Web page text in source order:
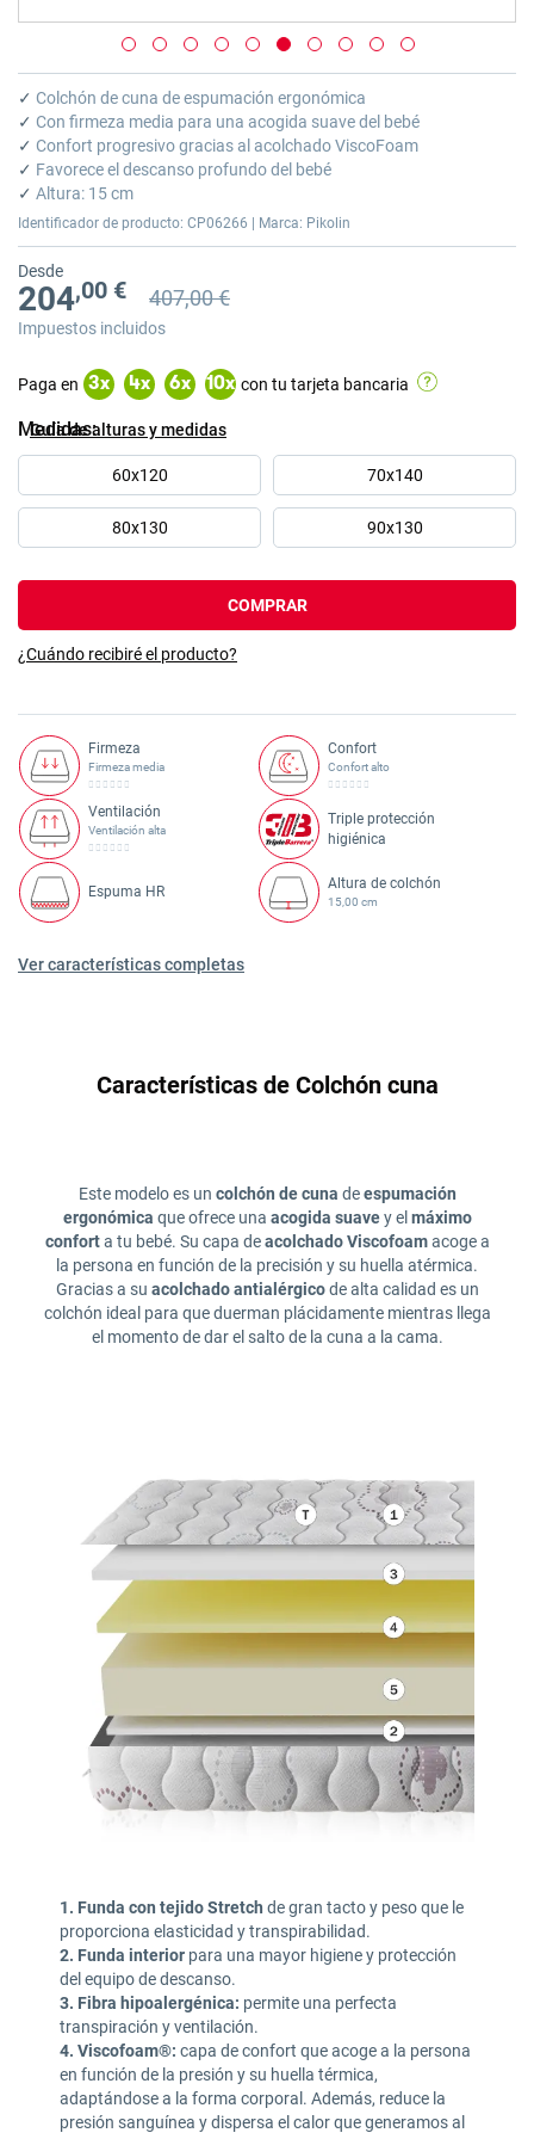
Saltar
al
comienzo
de
la
galería
de
✓ Colchón de cuna de espumación ergonómica
✓ Con firmeza media para una acogida suave del bebé
✓ Confort progresivo gracias al acolchado ViscoFoam
✓ Favorece el descanso profundo del bebé
✓ Altura: 15 cm
Identificador de producto: CP06266 | Marca: Pikolin
Desde
204,00 € Precio anterior
Precio anterior 407,00 €
407,00 €
Impuestos incluidos
Paga en 3x 4x 6x 10x con tu tarjeta bancaria
Guía de alturas y medidas
Medidas
60x120 70x140
80x130 90x130
COMPRAR
¿Cuándo recibiré el producto?
Firmeza
Firmeza media
Confort
Confort alto
Ventilación
Ventilación alta
Triple protección
higiénica
Espuma HR Altura de colchón
15,00 cm
Ver características completas
Características de Colchón cuna
Este modelo es un colchón de cuna deespumación
ergonómica que ofrece una acogida suavey el máximo
conforta tu bebé. Su capa deacolchado Viscofoamacoge a
la persona en función de la precisión y su huella atérmica.
Gracias a su acolchado antialérgicode alta calidad es un
colchón ideal para que duerman plácidamente mientras llega
el momento de dar el salto de la cuna a la cama.
1. Funda con tejido Stretch de gran tacto y peso que le
proporciona elasticidad y transpirabilidad.
2. Funda interior para una mayor higiene y protección
del equipo de descanso.
3. Fibra hipoalergénica: permite una perfecta
transpiración y ventilación.
4. Viscofoam®: capa de confort que acoge a la persona
en función de la presión y su huella térmica,
adaptándose a la forma corporal. Además, reduce la
presión sanguínea y dispersa el calor que generamos al